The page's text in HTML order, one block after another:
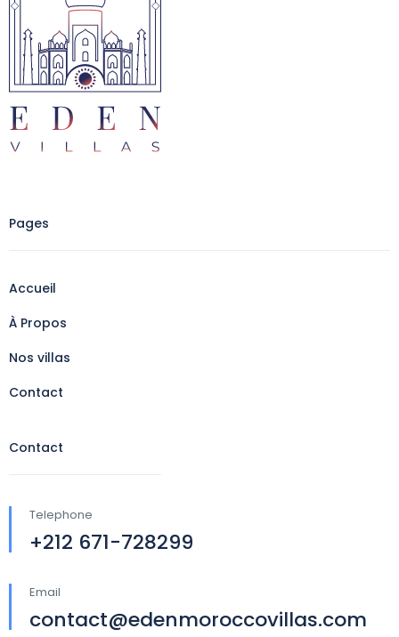
Pages
Accueil
À Propos
Nos villas
Contact
Contact
Telephone
+212 671-728299
Email
contact@edenmoroccovillas.com